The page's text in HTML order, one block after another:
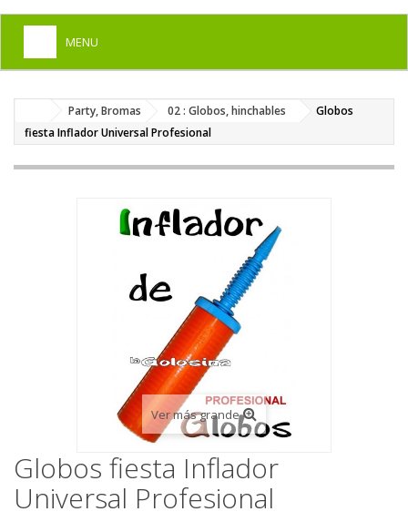
MENU
DISFRACES PARA ADULTOS
+
Party, Bromas 02 : Globos, hinchables
Globos
fiesta Inflador Universal Profesional
Ver más grande
Globos fiesta Inflador
Universal Profesional